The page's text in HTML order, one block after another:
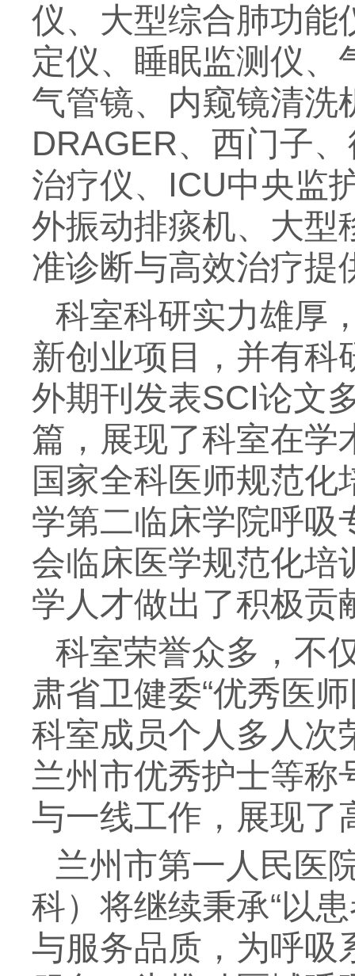
仪、大型综合肺功能
定仪、睡眠监测仪、
气管镜、内窥镜清洗
DRAGER、西门子
治疗仪、ICU中央监
外振动排痰机、大型
准诊断与高效治疗提
科室科研实力雄厚
新创业项目，并有科
外期刊发表SCI论文
篇，展现了科室在学
国家全科医师规范
学第二临床学院呼吸
会临床医学规范化培
学人才做出了积极贡
科室荣誉众多，不
肃省卫健委“优秀医
科室成员个人多人次
兰州市优秀护士等称
与一线工作，展现了
兰州市第一人民医
科）将继续秉承“以
与服务品质，为呼吸